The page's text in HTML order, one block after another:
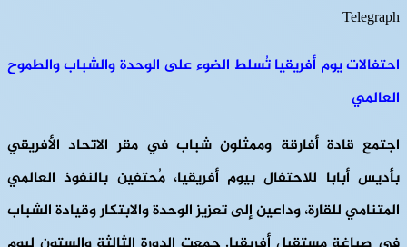
Telegraph
احتفالات يوم أفريقيا تُسلط الضوء على الوحدة والشباب والطموح
العالمي
اجتمع قادة أفارقة وممثلون شباب في مقر الاتحاد الأفريقي
بأديس أبابا للاحتفال بيوم أفريقيا، مُحتفين بالنفوذ العالمي
المتنامي للقارة، وداعين إلى تعزيز الوحدة والابتكار وقيادة الشباب